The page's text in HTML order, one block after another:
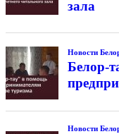
зала
Новости
Белор-
Новости